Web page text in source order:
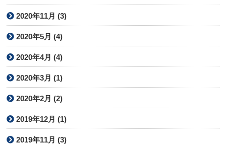
2020年11月 (3)
2020年5月 (4)
2020年4月 (4)
2020年3月 (1)
2020年2月 (2)
2019年12月 (1)
2019年11月 (3)